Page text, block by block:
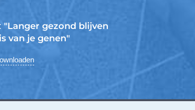
"Langer gezond blijven
van je genen"